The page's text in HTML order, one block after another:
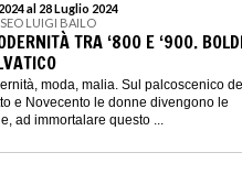
al 28 Luglio 2024
LUIGI BAILO
TRA ‘800 E ‘900.
moda, malia. Sul palcoscenico
e Novecento le donne divengono le
ad immortalare questo ...